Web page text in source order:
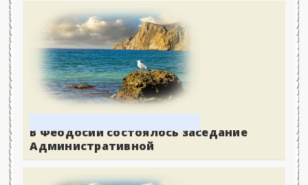
В Феодосии состоялось заседание
Административной